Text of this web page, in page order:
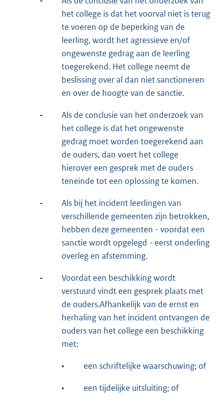
het college is dat het voorval niet is terug
te voeren op de beperking van de
leerling, wordt het agressieve en/of
ongewenste gedrag aan de leerling
toegerekend. Het college neemt de
beslissing over al dan niet sanctioneren
en over de hoogte van de sanctie.
-
Als de conclusie van het onderzoek van
het college is dat het ongewenste
gedrag moet worden toegerekend aan
de ouders, dan voert het college
hierover een gesprek met de ouders
teneinde tot een oplossing te komen.
-
Als bij het incident leerlingen van
verschillende gemeenten zijn betrokken,
hebben deze gemeenten - voordat een
sanctie wordt opgelegd - eerst onderling
overleg en afstemming.
-
Voordat een beschikking wordt
verstuurd vindt een gesprek plaats met
de ouders.Afhankelijk van de ernst en
herhaling van het incident ontvangen de
ouders van het college een beschikking
met:
• een schriftelijke waarschuwing; of
• een tijdelijke uitsluiting; of